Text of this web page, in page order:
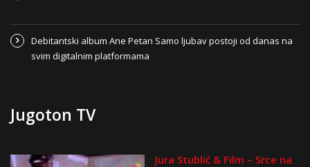
Debitantski album Ane Petan Samo ljubav postoji od danas na
svim digitalnim platformama
Jugoton TV
Jura Stublić & Film – Srce na